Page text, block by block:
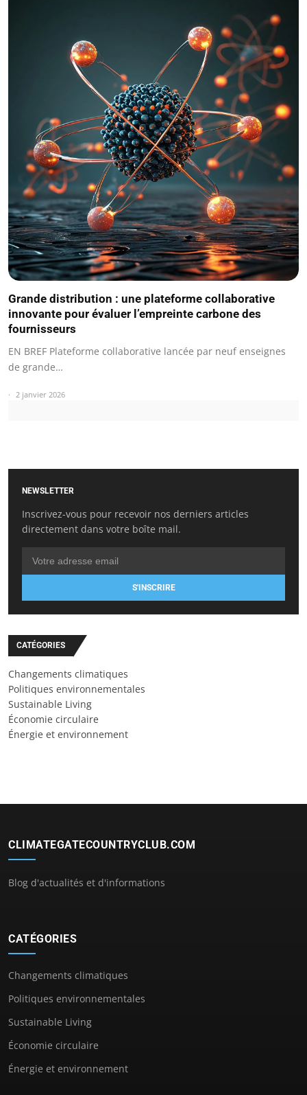
Grande distribution : une plateforme collaborative
innovante pour évaluer l’empreinte carbone des
fournisseurs
EN BREF Plateforme collaborative lancée par neuf enseignes
de grande…
2 janvier 2026
NEWSLETTER
Inscrivez-vous pour recevoir nos derniers articles
directement dans votre boîte mail.
S'INSCRIRE
CATÉGORIES
Changements climatiques
Politiques environnementales
Sustainable Living
Économie circulaire
Énergie et environnement
CLIMATEGATECOUNTRYCLUB.COM
Blog d'actualités et d'informations
CATÉGORIES
Changements climatiques
Politiques environnementales
Sustainable Living
Économie circulaire
Énergie et environnement